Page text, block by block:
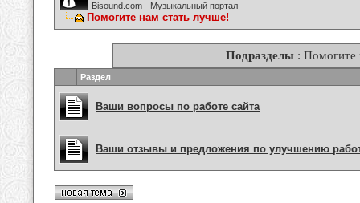
Bisound.com - Музыкальный портал
Помогите нам стать лучше!
Подразделы : Помогите
Раздел
Ваши вопросы по работе сайта
Ваши отзывы и предложения по улучшению